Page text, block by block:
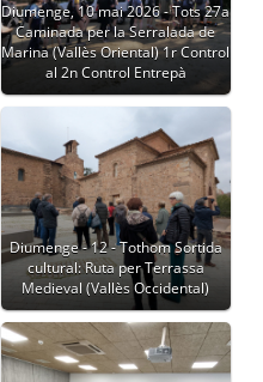
Diumenge, 10 mai 2026 - Tots 27a
Caminada per la Serralada de
Marina (Vallès Oriental) 1r Control
al 2n Control Entrepà
Diumenge - 12 - Tothom Sortida
cultural: Ruta per Terrassa
Medieval (Vallès Occidental)